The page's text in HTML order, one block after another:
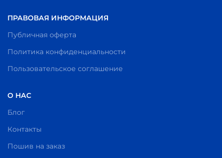
ПРАВОВАЯ ИНФОРМАЦИЯ
Публичная оферта
Политика конфиденциальности
Пользовательское соглашение
О НАС
Блог
Контакты
Пошив на заказ